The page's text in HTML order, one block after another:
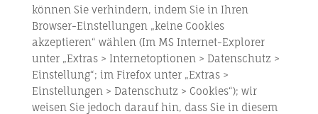
können Sie verhindern, indem Sie in Ihren
Browser-Einstellungen „keine Cookies
akzeptieren“ wählen (Im MS Internet-Explorer
unter „Extras > Internetoptionen > Datenschutz >
Einstellung“; im Firefox unter „Extras >
Einstellungen > Datenschutz > Cookies“); wir
weisen Sie jedoch darauf hin, dass Sie in diesem